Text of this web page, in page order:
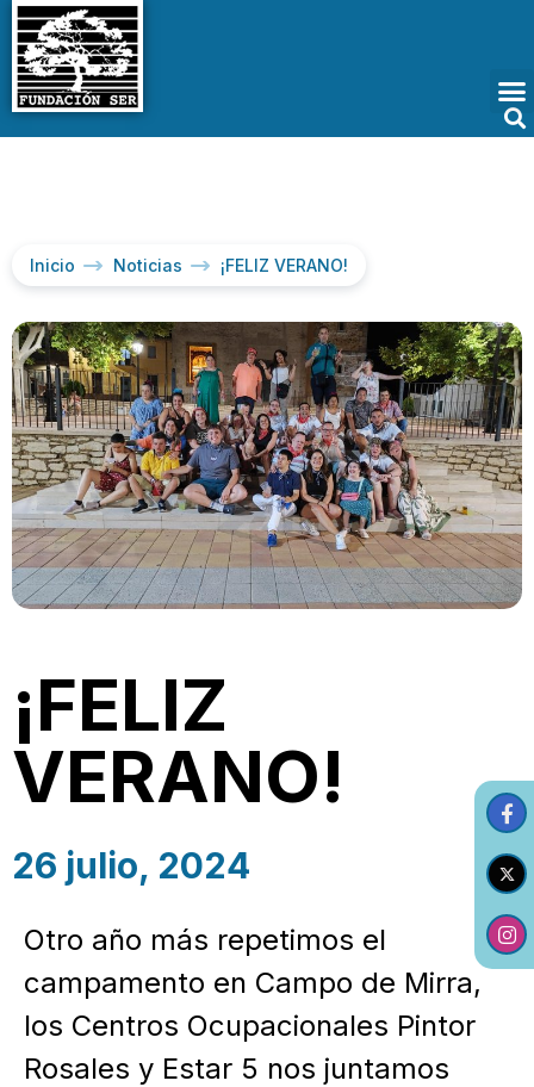
Inicio Noticias ¡FELIZ VERANO!
¡FELIZ
VERANO!
26 julio, 2024
Otro año más repetimos el
campamento en Campo de Mirra,
los Centros Ocupacionales Pintor
Rosales y Estar 5 nos juntamos